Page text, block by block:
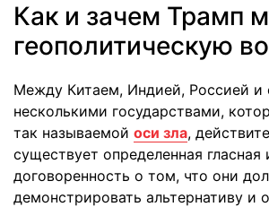
Как и зачем Трамп
геополитическую
Между Китаем, Индией, Россией и
несколькими государствами,
так называемой оси зла,
существует определенная гласная
договоренность о том, что они
демонстрировать альтернативу и